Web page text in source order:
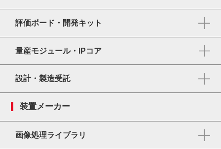
評価ボード・開発キット
量産モジュール・IPコア
設計・製造受託
装置メーカー
画像処理ライブラリ